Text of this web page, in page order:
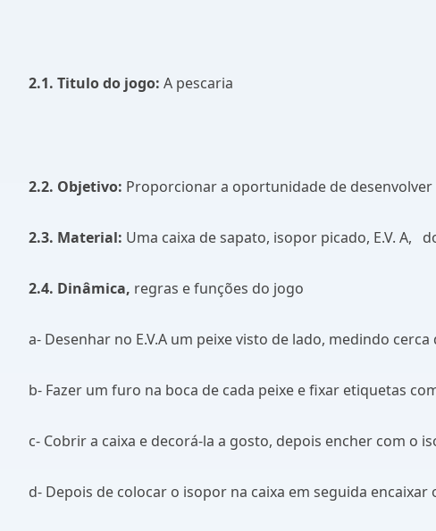
2.1. Titulo do jogo: A pescaria
2.2. Objetivo: Proporcionar a oportunidade de
2.3. Material: Uma caixa de sapato, isopor picado, E.V. A,
2.4. Dinâmica, regras e funções do jogo
a- Desenhar no E.V.A um peixe visto de lado, medindo
b- Fazer um furo na boca de cada peixe e fixar etiquetas
c- Cobrir a caixa e decorá-la a gosto, depois encher com o
d- Depois de colocar o isopor na caixa em seguida